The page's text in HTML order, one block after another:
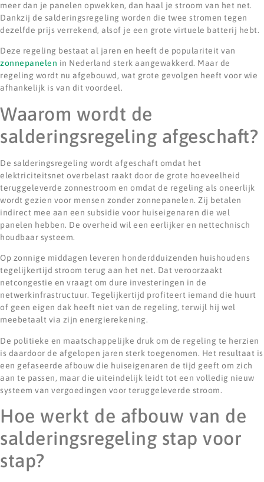
meer dan je panelen opwekken, dan haal je stroom van het net.
Dankzij de salderingsregeling worden die twee stromen tegen
dezelfde prijs verrekend, alsof je een grote virtuele batterij hebt.
Deze regeling bestaat al jaren en heeft de populariteit van
zonnepanelen in Nederland sterk aangewakkerd. Maar de
regeling wordt nu afgebouwd, wat grote gevolgen heeft voor wie
afhankelijk is van dit voordeel.
Waarom wordt de
salderingsregeling afgeschaft?
De salderingsregeling wordt afgeschaft omdat het
elektriciteitsnet overbelast raakt door de grote hoeveelheid
teruggeleverde zonnestroom en omdat de regeling als oneerlijk
wordt gezien voor mensen zonder zonnepanelen. Zij betalen
indirect mee aan een subsidie voor huiseigenaren die wel
panelen hebben. De overheid wil een eerlijker en nettechnisch
houdbaar systeem.
Op zonnige middagen leveren honderdduizenden huishoudens
tegelijkertijd stroom terug aan het net. Dat veroorzaakt
netcongestie en vraagt om dure investeringen in de
netwerkinfrastructuur. Tegelijkertijd profiteert iemand die huurt
of geen eigen dak heeft niet van de regeling, terwijl hij wel
meebetaalt via zijn energierekening.
De politieke en maatschappelijke druk om de regeling te herzien
is daardoor de afgelopen jaren sterk toegenomen. Het resultaat is
een gefaseerde afbouw die huiseigenaren de tijd geeft om zich
aan te passen, maar die uiteindelijk leidt tot een volledig nieuw
systeem van vergoedingen voor teruggeleverde stroom.
Hoe werkt de afbouw van de
salderingsregeling stap voor
stap?